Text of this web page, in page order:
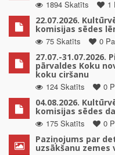
1894 Skatīts
1
22.07.2026.
komisijas sēdes
75 Skatīts
0
27.07.-31.07.2026.
pārvaldes Koku
koku ciršanu
124 Skatīts
0
04.08.2026.
komisijas sēdes
175 Skatīts
0
Paziņojums par
uzsākšanu zemes